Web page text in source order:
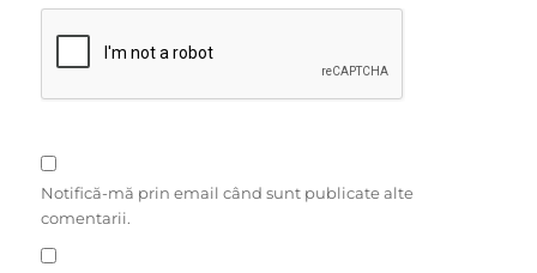
Notifică-mă prin email când sunt publicate alte
comentarii.